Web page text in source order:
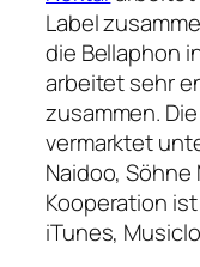
Label
die Bellaphon
arbeitet sehr
zusammen.
vermarktet
Naidoo,
Kooperation
iTunes,